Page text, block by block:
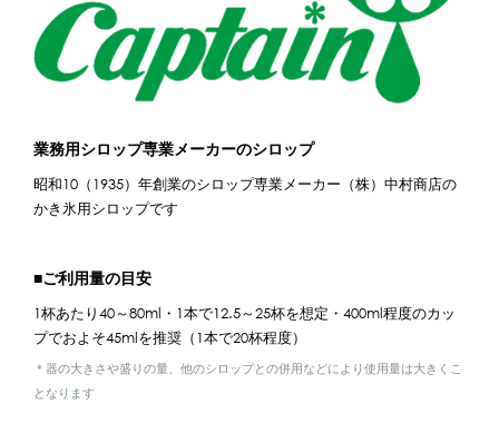
業務用シロップ専業メーカーのシロップ
昭和10（1935）年創業のシロップ専業メーカー（株）中村商店の
かき氷用シロップです
■ご利用量の目安
1杯あたり40～80ml・1本で12.5～25杯を想定・400ml程度のカッ
プでおよそ45mlを推奨（1本で20杯程度）
＊器の大きさや盛りの量、他のシロップとの併用などにより使用量は大きくこ
となります